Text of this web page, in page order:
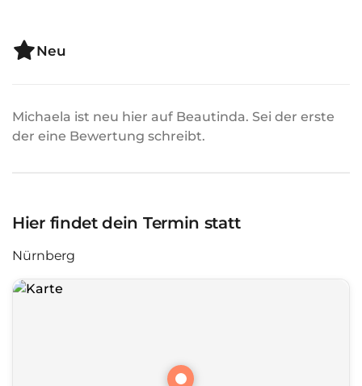
Neu
Michaela ist neu hier auf Beautinda. Sei der erste
der eine Bewertung schreibt.
Hier findet dein Termin statt
Nürnberg